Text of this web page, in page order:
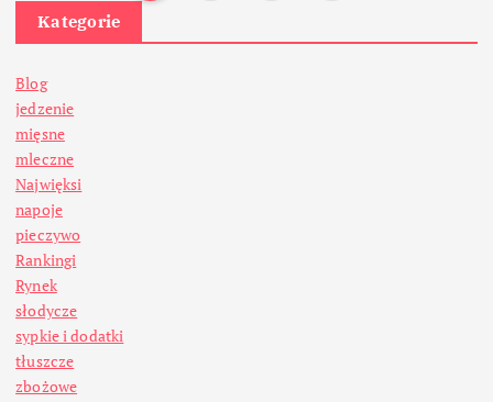
t
Kategorie
Blog
jedzenie
mięsne
mleczne
Najwięksi
napoje
pieczywo
Rankingi
Rynek
słodycze
sypkie i dodatki
tłuszcze
zbożowe